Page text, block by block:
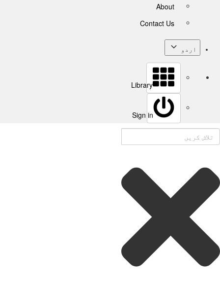
About
Contact Us
اردو
Library
Sign in